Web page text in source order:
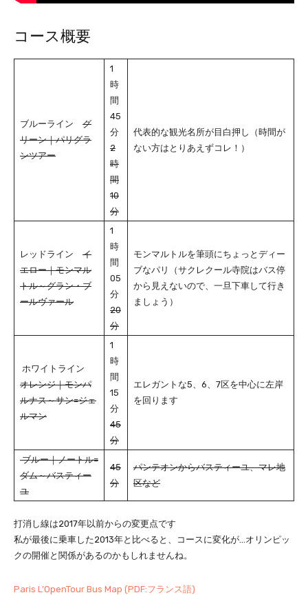
コース概要
ブルーライン グ
リーン｜パリグラ
ンツアー
1
時
間
45
分
2
時
間
10
分
代表的な観光名所が目白押し（時間が
ない方はとりあえずコレ！）
レッドライン イ
エロー｜モンマル
トル～グラン・ブ
ールヴァール
1
時
間
05
分
20
分
モンマルトルを筆頭にちょっとディー
ブなパリ（サクレクール寺院はバス停
から見えないので、一旦下車して行き
ましょう）
ホワイトライン
オレンジ｜モンパ
ルナス～サン=ジェ
ルマン
1
時
間
15
分
45
分
エレガントな5、6、7区を中心に左岸
を回ります
ブルー｜ノートル=
ダム～バスティー
ユ
45
分
パンテオンからバスティーユ、マレ地
区など
打消し線は2017年以前からの変更点です
私が最後に乗車した2013年と比べると、コースに変化が…オリンピッ
クの開催と関係があるのかもしれませんね。
Paris L’OpenTour Bus Map (PDF:フランス語)